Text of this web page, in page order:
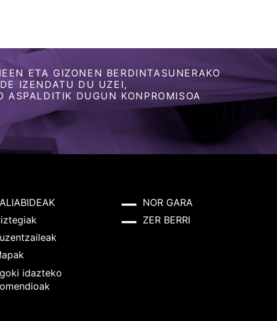
ETA GIZONEN BERDINTASUNERAKO
IZENDATU DU UZEI,
ASPALDITIK DUGUN KONPROMISOA
idazteko
NOR GARA
ZER BERRI